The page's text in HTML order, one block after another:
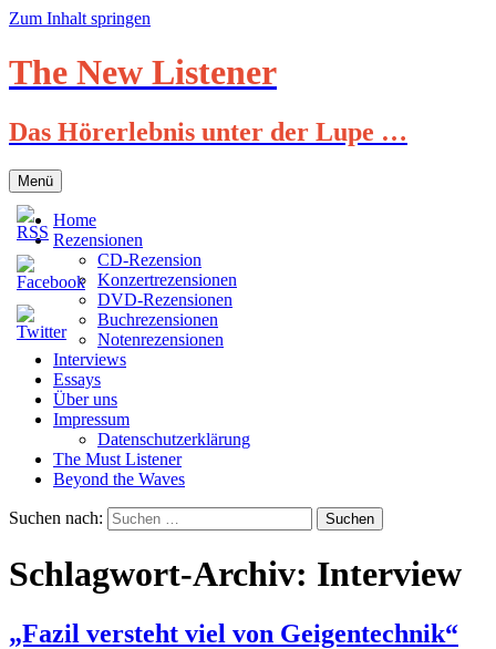
Zum Inhalt springen
The New Listener
Das Hörerlebnis unter der Lupe …
Menü
Home
Rezensionen
CD-Rezension
Konzertrezensionen
DVD-Rezensionen
Buchrezensionen
Notenrezensionen
Interviews
Essays
Über uns
Impressum
Datenschutzerklärung
The Must Listener
Beyond the Waves
Suchen nach:
Schlagwort-Archiv: Interview
„Fazil versteht viel von Geigentechnik“